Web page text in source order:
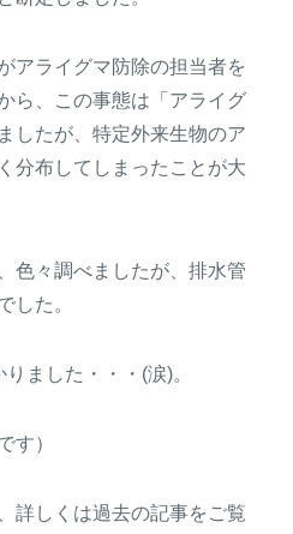
アライグマ防除の担当者を
ら、この事態は「アライグ
したが、特定外来生物のア
分布してしまったことが大
色々調べましたが、排水管
した。
ました・・・(涙)。
す）
詳しくは過去の記事をご覧